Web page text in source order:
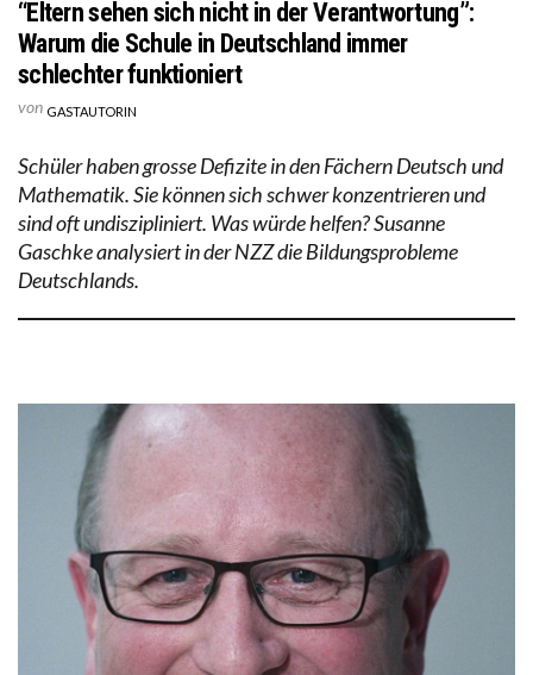
“Eltern sehen sich nicht in der Verantwortung”:
Warum die Schule in Deutschland immer
schlechter funktioniert
von GASTAUTORIN
Schüler haben grosse Defizite in den Fächern Deutsch und
Mathematik. Sie können sich schwer konzentrieren und
sind oft undiszipliniert. Was würde helfen? Susanne
Gaschke analysiert in der NZZ die Bildungsprobleme
Deutschlands.